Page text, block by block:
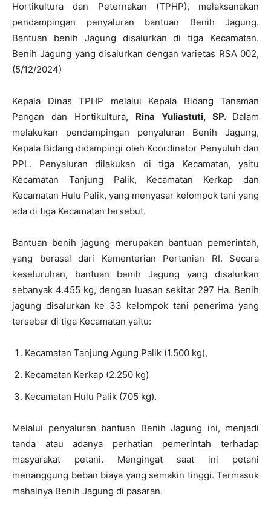
Hortikultura dan Peternakan (TPHP), melaksanakan
pendampingan penyaluran bantuan Benih Jagung.
Bantuan benih Jagung disalurkan di tiga Kecamatan.
Benih Jagung yang disalurkan dengan varietas RSA 002,
(5/12/2024)
Kepala Dinas TPHP melalui Kepala Bidang Tanaman
Pangan dan Hortikultura, Rina Yuliastuti, SP. Dalam
melakukan pendampingan penyaluran Benih Jagung,
Kepala Bidang didampingi oleh Koordinator Penyuluh dan
PPL. Penyaluran dilakukan di tiga Kecamatan, yaitu
Kecamatan Tanjung Palik, Kecamatan Kerkap dan
Kecamatan Hulu Palik, yang menyasar kelompok tani yang
ada di tiga Kecamatan tersebut.
Bantuan benih jagung merupakan bantuan pemerintah,
yang berasal dari Kementerian Pertanian RI. Secara
keseluruhan, bantuan benih Jagung yang disalurkan
sebanyak 4.455 kg, dengan luasan sekitar 297 Ha. Benih
jagung disalurkan ke 33 kelompok tani penerima yang
tersebar di tiga Kecamatan yaitu:
Kecamatan Tanjung Agung Palik (1.500 kg),
Kecamatan Kerkap (2.250 kg)
Kecamatan Hulu Palik (705 kg).
Melalui penyaluran bantuan Benih Jagung ini, menjadi
tanda atau adanya perhatian pemerintah terhadap
masyarakat petani. Mengingat saat ini petani
menanggung beban biaya yang semakin tinggi. Termasuk
mahalnya Benih Jagung di pasaran.